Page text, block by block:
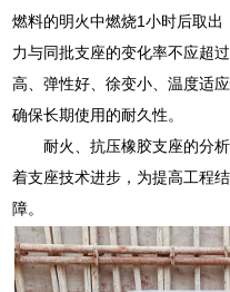
燃料的明火中燃烧1小时后取
力与同批支座的变化率不应超
高、弹性好、徐变小、温度适
确保长期使用的耐久性。
耐火、抗压橡胶支座的分
着支座技术进步，为提高工程
障。